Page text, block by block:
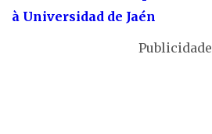
à Universidad de Jaén
Publicidade